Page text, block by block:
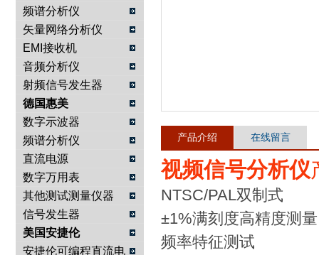
频谱分析仪
矢量网络分析仪
EMI接收机
音频分析仪
射频信号发生器
德国惠美
数字示波器
频谱分析仪
直流电源
数字万用表
其他测试测量仪器
信号发生器
美国安捷伦
安捷伦可编程直流电
产品介绍 在线留言
视频信号分析仪
NTSC/PAL双制式
±1%满刻度高精度测量
频率特征测试